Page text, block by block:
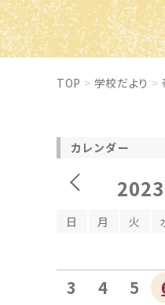
TOP 学校だより
カレンダー
日 月 火
3
4 5